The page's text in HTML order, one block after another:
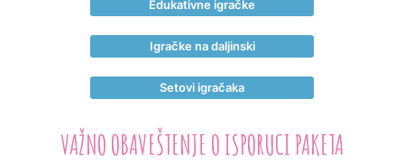
Edukativne igračke
Igračke na daljinski
Setovi igračaka
VAŽNO OBAVEŠTENJE O ISPORUCI PAKETA